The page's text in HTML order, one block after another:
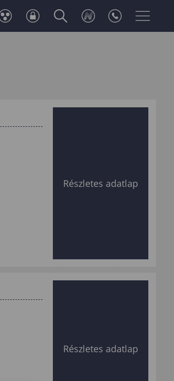
Részletes adatlap
Részletes adatlap